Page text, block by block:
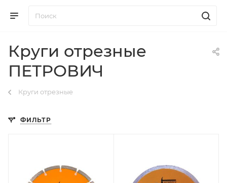
Круги отрезные
ПЕТРОВИЧ
Круги отрезные
ФИЛЬТР